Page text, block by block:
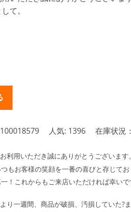
て。
人気: 1396 在庫状況
利用いただき誠にありがとうございま
もお客様の笑顔を一番の喜びと存じて
！これからもご来店いただければ幸いで
り一週間、商品が破損、汚損していた?